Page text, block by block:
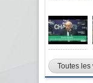
Toutes les